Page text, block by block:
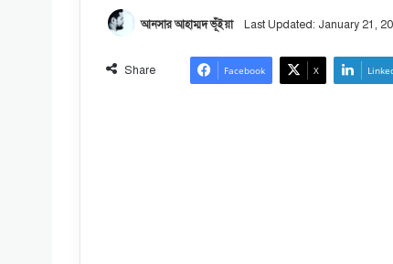
আনসার আহাম্মদ ভূঁইয়া Last Updated: January 21,
Share Facebook X